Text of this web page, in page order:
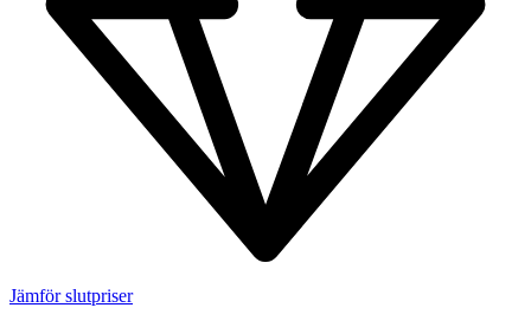
Jämför slutpriser